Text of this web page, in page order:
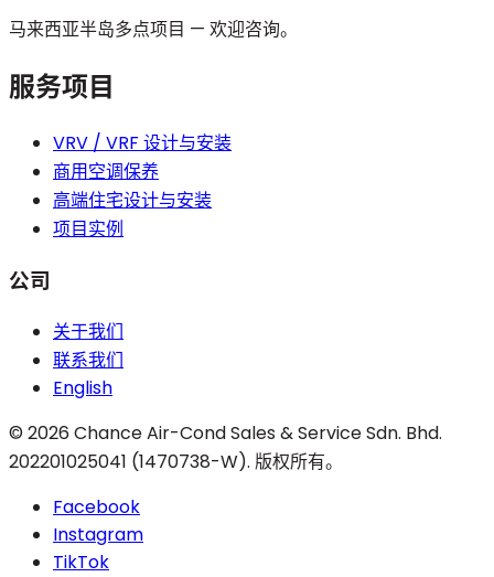
马来西亚半岛多点项目 — 欢迎咨询。
服务项目
VRV / VRF 设计与安装
商用空调保养
高端住宅设计与安装
项目实例
公司
关于我们
联系我们
English
© 2026 Chance Air-Cond Sales & Service Sdn. Bhd.
202201025041 (1470738-W). 版权所有。
Facebook
Instagram
TikTok